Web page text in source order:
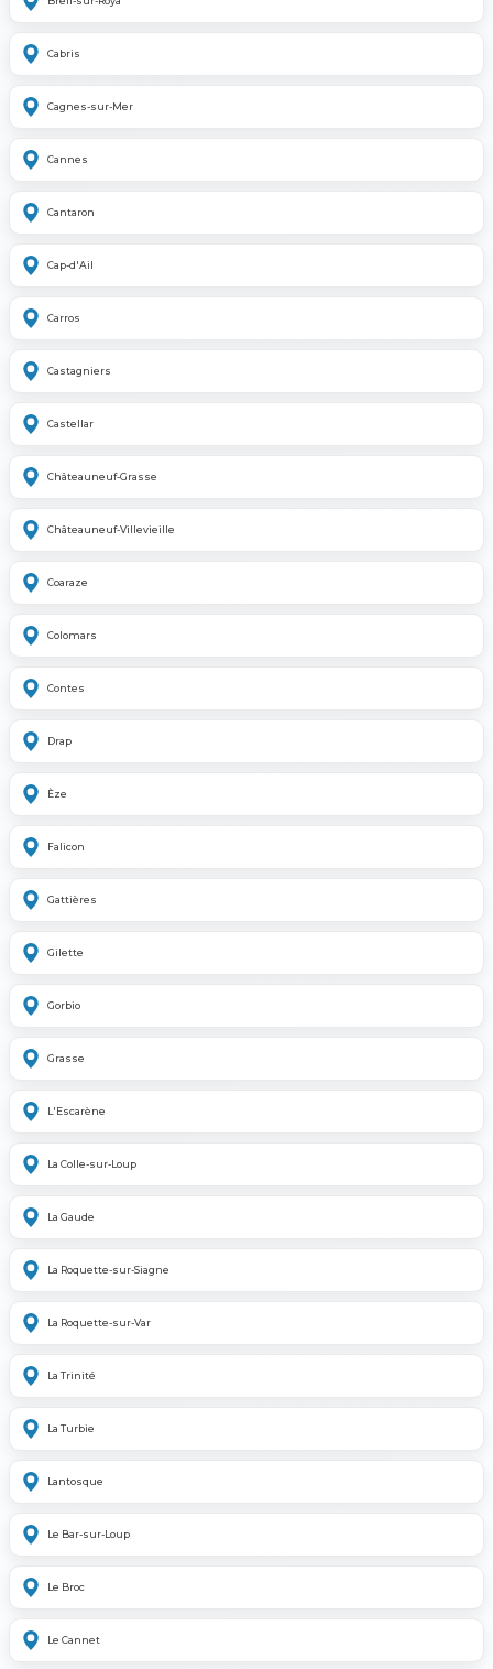
Cabris
Cagnes-sur-Mer
Cannes
Cantaron
Cap-d'Ail
Carros
Castagniers
Castellar
Châteauneuf-Grasse
Châteauneuf-Villevieille
Coaraze
Colomars
Contes
Drap
Èze
Falicon
Gattières
Gilette
Gorbio
Grasse
L'Escarène
La Colle-sur-Loup
La Gaude
La Roquette-sur-Siagne
La Roquette-sur-Var
La Trinité
La Turbie
Lantosque
Le Bar-sur-Loup
Le Broc
Le Cannet